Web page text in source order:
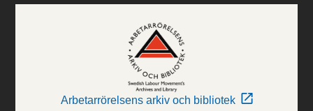
Arbetarrörelsens arkiv och bibliotek